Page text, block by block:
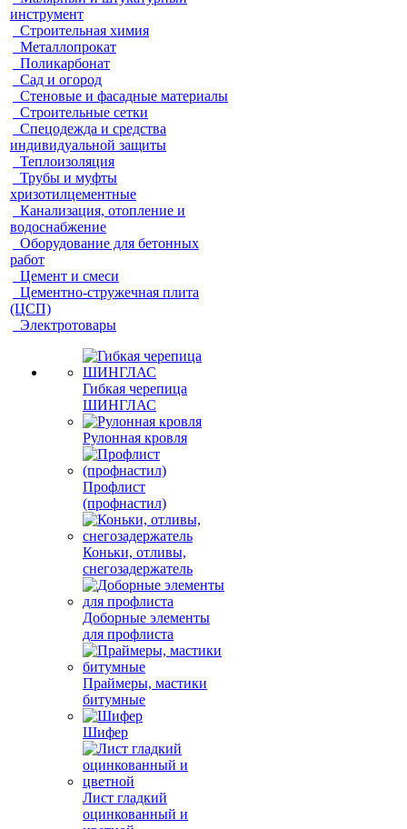
инструмент
Строительная химия
Металлопрокат
Поликарбонат
Сад и огород
Стеновые и фасадные материалы
Строительные сетки
Спецодежда и средства
индивидуальной защиты
Теплоизоляция
Трубы и муфты
хризотилцементные
Канализация, отопление и
водоснабжение
Оборудование для бетонных
работ
Цемент и смеси
Цементно-стружечная плита
(ЦСП)
Электротовары
Гибкая черепица
ШИНГЛАС
Рулонная кровля
Профлист
(профнастил)
Коньки, отливы,
снегозадержатель
Доборные элементы
для профлиста
Праймеры, мастики
битумные
Шифер
Лист гладкий
оцинкованный и